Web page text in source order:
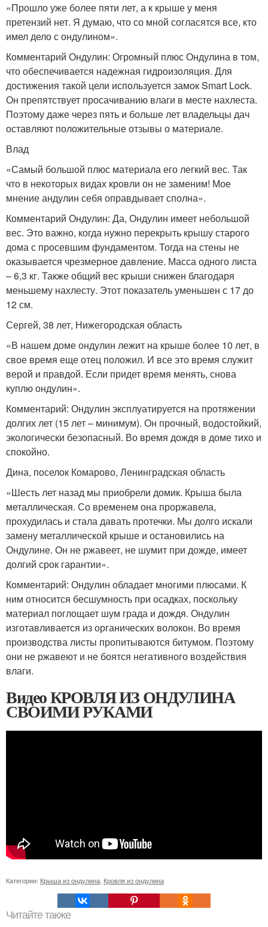
«Прошло уже более пяти лет, а к крыше у меня
претензий нет. Я думаю, что со мной согласятся все, кто
имел дело с ондулином».
Комментарий Ондулин: Огромный плюс Ондулина в том,
что обеспечивается надежная гидроизоляция. Для
достижения такой цели используется замок Smart Lock.
Он препятствует просачиванию влаги в месте нахлеста.
Поэтому даже через пять и больше лет владельцы дач
оставляют положительные отзывы о материале.
Влад
«Самый большой плюс материала его легкий вес. Так
что в некоторых видах кровли он не заменим! Мое
мнение андулин себя оправдывает сполна».
Комментарий Ондулин: Да, Ондулин имеет небольшой
вес. Это важно, когда нужно перекрыть крышу старого
дома с просевшим фундаментом. Тогда на стены не
оказывается чрезмерное давление. Масса одного листа
– 6,3 кг. Также общий вес крыши снижен благодаря
меньшему нахлесту. Этот показатель уменьшен с 17 до
12 см.
Сергей, 38 лет, Нижегородская область
«В нашем доме ондулин лежит на крыше более 10 лет, в
свое время еще отец положил. И все это время служит
верой и правдой. Если придет время менять, снова
куплю ондулин».
Комментарий: Ондулин эксплуатируется на протяжении
долгих лет (15 лет – минимум). Он прочный, водостойкий,
экологически безопасный. Во время дождя в доме тихо и
спокойно.
Дина, поселок Комарово, Ленинградская область
«Шесть лет назад мы приобрели домик. Крыша была
металлическая. Со временем она проржавела,
прохудилась и стала давать протечки. Мы долго искали
замену металлической крыше и остановились на
Ондулине. Он не ржавеет, не шумит при дожде, имеет
долгий срок гарантии».
Комментарий: Ондулин обладает многими плюсами. К
ним относится бесшумность при осадках, поскольку
материал поглощает шум града и дождя. Ондулин
изготавливается из органических волокон. Во время
производства листы пропитываются битумом. Поэтому
они не ржавеют и не боятся негативного воздействия
влаги.
Видео КРОВЛЯ ИЗ ОНДУЛИНА
СВОИМИ РУКАМИ
Категории: Крыша из ондулина, Кровля из ондулина
Читайте также